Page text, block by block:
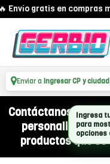
Envío gratis en compras
Enviar a Ingresar CP y ciudad
Contáctanos por
personalizado
productos que